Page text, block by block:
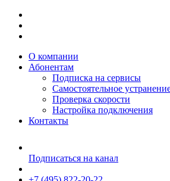
О компании
Абонентам
Подписка на сервисы
Самостоятельное
Проверка скорости
Настройка подключения
Контакты
Подписаться на канал